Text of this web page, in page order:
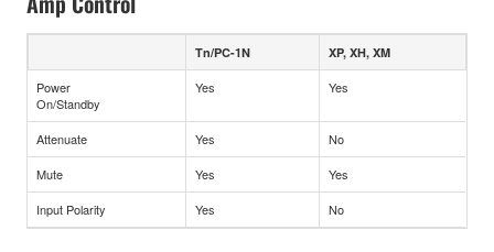
Tn/PC-1N XP, XH, XM
Power
On/Standby
Yes Yes
Attenuate Yes
No
Mute
Yes
Yes
Input Polarity
Yes No